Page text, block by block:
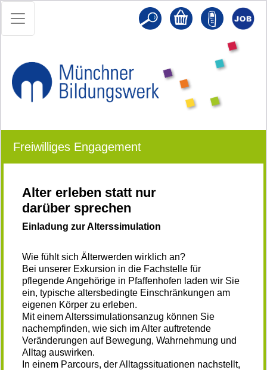
Freiwilliges Engagement
Alter erleben statt nur
darüber sprechen
Einladung zur Alterssimulation
Wie fühlt sich Älterwerden wirklich an?
Bei unserer Exkursion in die Fachstelle für
pflegende Angehörige in Pfaffenhofen laden wir Sie
ein, typische altersbedingte Einschränkungen am
eigenen Körper zu erleben.
Mit einem Alterssimulationsanzug können Sie
nachempfinden, wie sich im Alter auftretende
Veränderungen auf Bewegung, Wahrnehmung und
Alltag auswirken.
In einem Parcours, der Alltagssituationen nachstellt,